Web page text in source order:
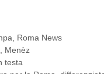
Roma News
Menèz
testa